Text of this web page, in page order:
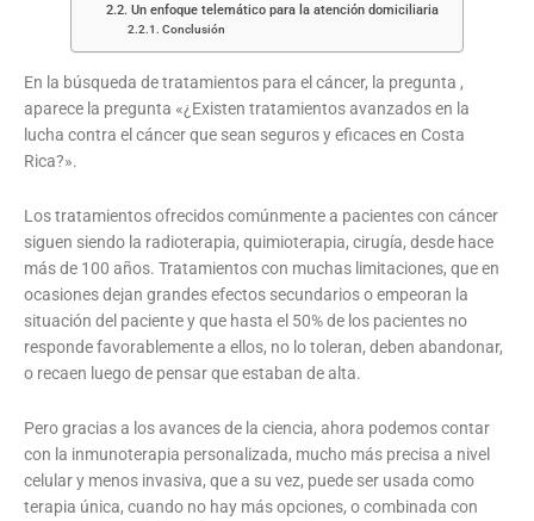
Un enfoque telemático para la atención domiciliaria
Conclusión
En la búsqueda de tratamientos para el cáncer, la pregunta ,
aparece la pregunta «¿Existen tratamientos avanzados en la
lucha contra el cáncer que sean seguros y eficaces en Costa
Rica?».
Los tratamientos ofrecidos comúnmente a pacientes con cáncer
siguen siendo la radioterapia, quimioterapia, cirugía, desde hace
más de 100 años. Tratamientos con muchas limitaciones, que en
ocasiones dejan grandes efectos secundarios o empeoran la
situación del paciente y que hasta el 50% de los pacientes no
responde favorablemente a ellos, no lo toleran, deben abandonar,
o recaen luego de pensar que estaban de alta.
Pero gracias a los avances de la ciencia, ahora podemos contar
con la inmunoterapia personalizada, mucho más precisa a nivel
celular y menos invasiva, que a su vez, puede ser usada como
terapia única, cuando no hay más opciones, o combinada con